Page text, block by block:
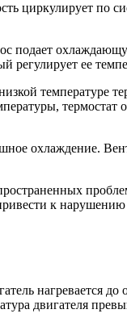
циркулирует по
подает
регулирует ее
температуре
охлаждение.
к
нагревается до
двигателя